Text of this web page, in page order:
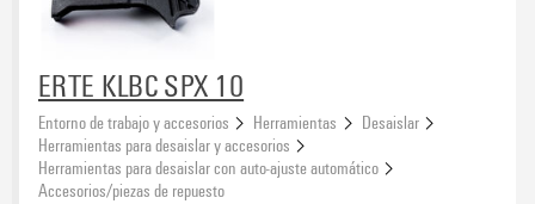
ERTE KLBC SPX 10
Entorno de trabajo y accesorios Herramientas
Desaislar
Herramientas para desaislar y accesorios
Herramientas para desaislar con auto-ajuste automático
Accesorios/piezas de repuesto